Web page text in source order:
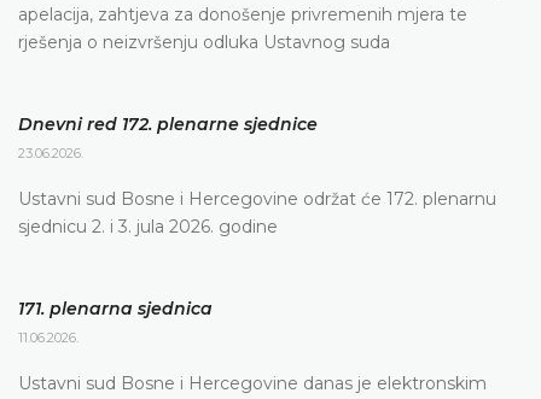
apelacija, zahtjeva za donošenje privremenih mjera te
rješenja o neizvršenju odluka Ustavnog suda
Dnevni red 172. plenarne sjednice
23.06.2026.
Ustavni sud Bosne i Hercegovine održat će 172. plenarnu
sjednicu 2. i 3. jula 2026. godine
171. plenarna sjednica
11.06.2026.
Ustavni sud Bosne i Hercegovine danas je elektronskim